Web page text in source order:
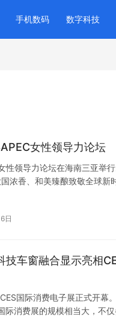
手机数码 数字科技
女性领导力论坛
性领导力论坛在海南三亚举
浓香、和美臻酿致敬全球新
日
技车窗融合显示亮相
国际消费电子展正式开幕
际消费展的规模相当大，不